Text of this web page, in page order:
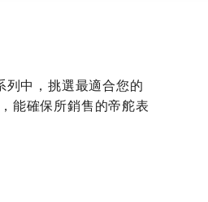
中，挑選最適合您的
能確保所銷售的帝舵表